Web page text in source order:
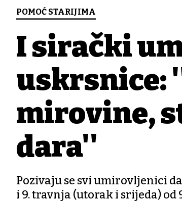
POMOĆ STARIJIMA
I sirački
uskrsnice:
mirovine,
dara''
Pozivaju se svi umirovljenici
i 9. travnja (utorak i srijeda) od